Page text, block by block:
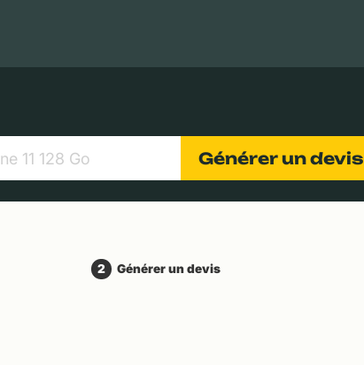
Générer un devis
2 Générer un devis